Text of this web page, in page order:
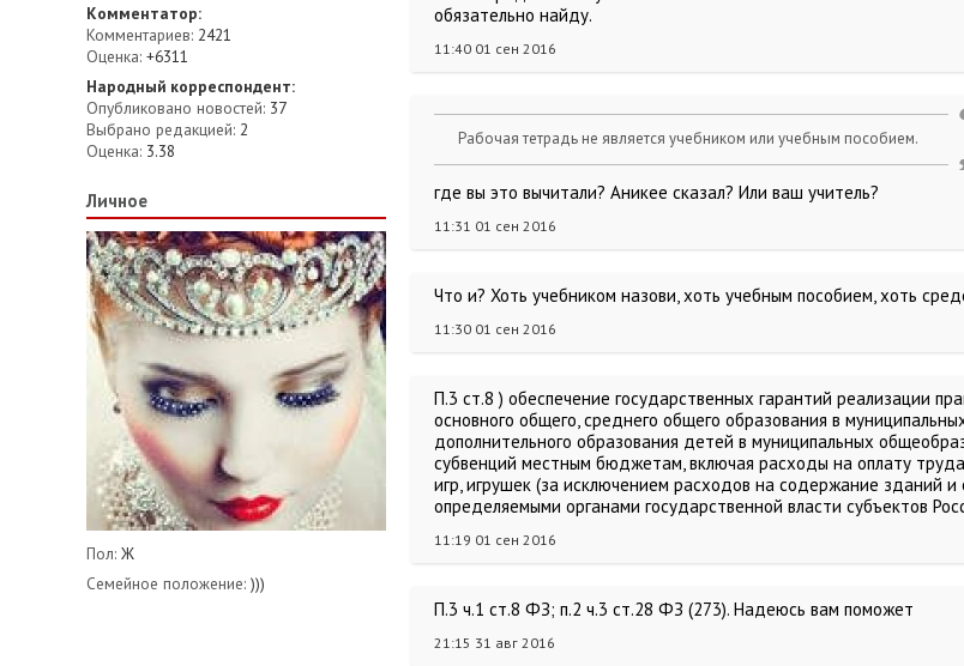
Комментатор:
Комментариев: 2421
Оценка: +6311
Народный корреспондент:
Опубликовано новостей: 37
Выбрано редакцией: 2
Оценка: 3.38
Личное
Пол: Ж
Семейное положение: )))
обязательно найду.
11:40 01 сен 2016
Рабочая тетрадь не является учебником или учебным пособием.
где вы это вычитали? Аникее сказал? Или ваш учитель?
11:31 01 сен 2016
Что и? Хоть учебником назови, хоть учебным пособием, хоть
11:30 01 сен 2016
П.3 ст.8 ) обеспечение государственных гарантий реализации
основного общего, среднего общего образования в
дополнительного образования детей в муниципальных
субвенций местным бюджетам, включая расходы на оплату
игр, игрушек (за исключением расходов на содержание зданий и
определяемыми органами государственной власти субъектов
11:19 01 сен 2016
П.3 ч.1 ст.8 ФЗ; п.2 ч.3 ст.28 ФЗ (273). Надеюсь вам поможет
21:15 31 авг 2016